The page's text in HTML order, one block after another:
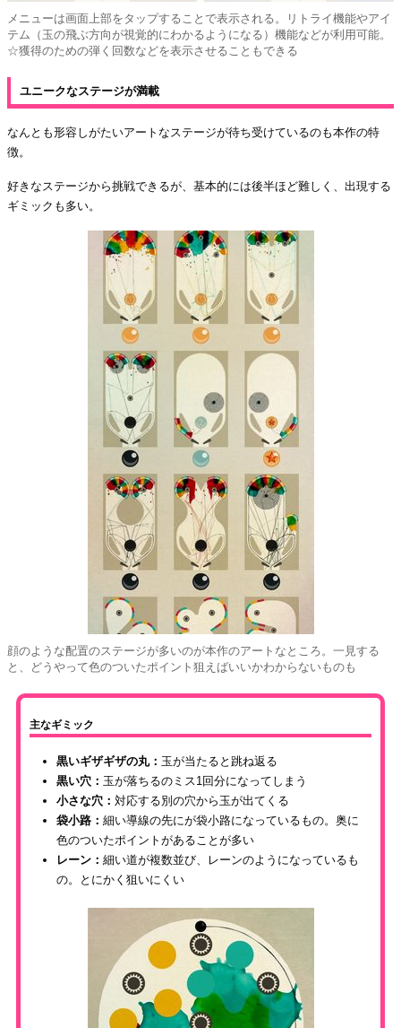
メニューは画面上部をタップすることで表示される。リトライ機能やアイ
テム（玉の飛ぶ方向が視覚的にわかるようになる）機能などが利用可能。
☆獲得のための弾く回数などを表示させることもできる
ユニークなステージが満載
なんとも形容しがたいアートなステージが待ち受けているのも本作の特
徴。
好きなステージから挑戦できるが、基本的には後半ほど難しく、出現する
ギミックも多い。
顔のような配置のステージが多いのが本作のアートなところ。一見する
と、どうやって色のついたポイント狙えばいいかわからないものも
主なギミック
黒いギザギザの丸： 玉が当たると跳ね返る
黒い穴： 玉が落ちるのミス1回分になってしまう
小さな穴： 対応する別の穴から玉が出てくる
袋小路： 細い導線の先にが袋小路になっているもの。奥に
色のついたポイントがあることが多い
レーン： 細い道が複数並び、レーンのようになっているも
の。とにかく狙いにくい